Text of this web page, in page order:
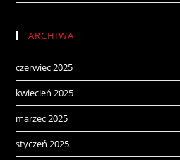
ARCHIWA
czerwiec 2025
kwiecień 2025
marzec 2025
styczeń 2025